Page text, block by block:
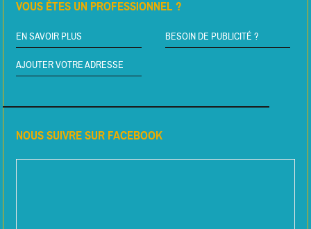
VOUS ÊTES UN PROFESSIONNEL ?
EN SAVOIR PLUS BESOIN DE PUBLICITÉ ?
AJOUTER VOTRE ADRESSE
NOUS SUIVRE SUR FACEBOOK